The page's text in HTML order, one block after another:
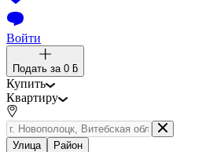
Войти
Подать за 0 ƃ
Купить
Квартиру
Улица Район